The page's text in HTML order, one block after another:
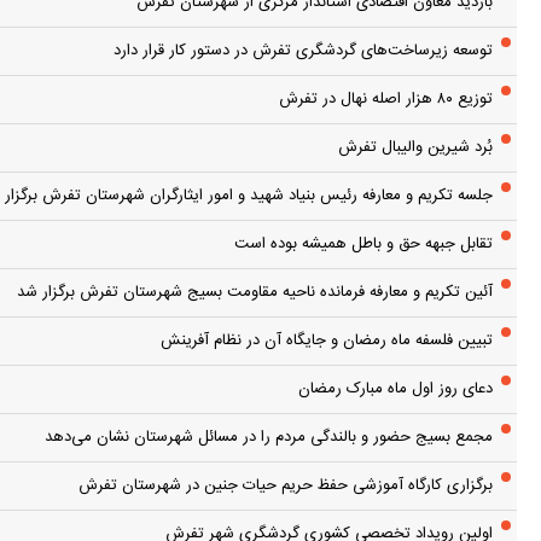
توسعه زیرساخت‌های گردشگری تفرش در دستور کار قرار دارد
توزیع ۸۰ هزار اصله نهال در تفرش
بُرد شیرین والیبال تفرش
جلسه تکریم و معارفه رئیس بنیاد شهید و امور ایثارگران شهرستان تفرش
تقابل جبهه حق و باطل همیشه بوده است
آئین تکریم و معارفه فرمانده ناحیه مقاومت بسیج شهرستان تفرش برگزار شد
تبیین فلسفه ماه رمضان و جایگاه آن در نظام آفرینش
دعای روز اول ماه مبارک رمضان
مجمع بسیج حضور و بالندگی مردم را در مسائل شهرستان نشان می‌دهد
برگزاری کارگاه آموزشی حفظ حریم حیات جنین در شهرستان تفرش
اولین رویداد تخصصی کشوری گردشگری شهر تفرش